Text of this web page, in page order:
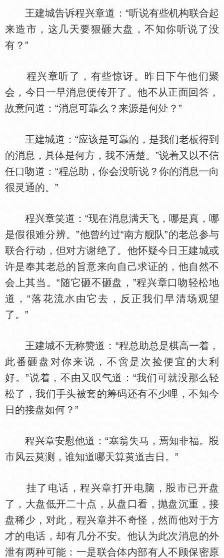
王建城告诉程兴章道：“听说有些机构联合起
来造市，这几天要狠砸大盘，不知你听说了没
有？”
程兴章听了，有些惊讶。昨日下午他们聚
会，今日一早消息便传开了。他不从正面回答，
故意问道：“消息可靠么？来源是何
？”
王建城道：“应该是可靠的，是我们老板得到
的消息，具
是何方，我不清楚。”说着又以不信
任口吻道：“程总助，你会没听说？你的消息一向
很灵通的。”
程兴章笑道：“现在消息满天飞，哪是真，哪
是假很难分辨。”他曾约过“南方舰队”的老总参与
联合行动，但对方谢绝了。他怀疑今日王建城或
许是奉其老总的旨意来向自己求证的，他自然不
会上其当。“随它砸不砸盘，”程兴章口吻轻松地
道，“落花流
由它去，反正我们早清场观望
了。”
王建城不无称赞道：“程总助总是棋高一着，
此番砸盘对你来说，不啻是次捡便宜的大利
好。”说着，不由又叹气道：“我们可就没那么轻
松了，我们手头被套的筹码还有不少哩，不知今
日的接盘如何？”
程兴章安慰他道：“塞翁失马，焉知非福。
市风云莫测，谁知道哪天算黄道吉日。”
挂了电话，程兴章打开电脑，
市已开盘
了，大盘低开二十点，从盘口看，抛盘沉重，接
盘稀少，对此，程兴章并不奇怪，然而他对于方
才的电话，却有几分不安。他认为此次消息的外
泄有两种可能：一是联合
内部有人不顾保密原